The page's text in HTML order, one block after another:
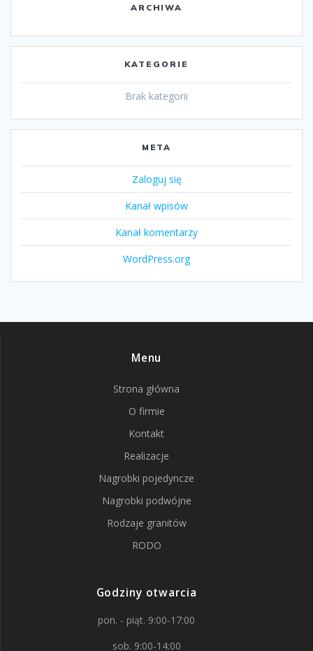
ARCHIWA
KATEGORIE
Brak kategorii
META
Zaloguj się
Kanał wpisów
Kanał komentarzy
WordPress.org
Menu
Strona główna
O firmie
Kontakt
Realizacje
Nagrobki pojedyncze
Nagrobki podwójne
Rodzaje granitów
RODO
Godziny otwarcia
pon. - piąt. 9:00-17:00
sob. 9:00-14:00